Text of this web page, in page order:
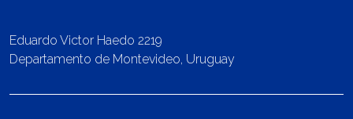
Eduardo Victor Haedo 2219
Departamento de Montevideo, Uruguay